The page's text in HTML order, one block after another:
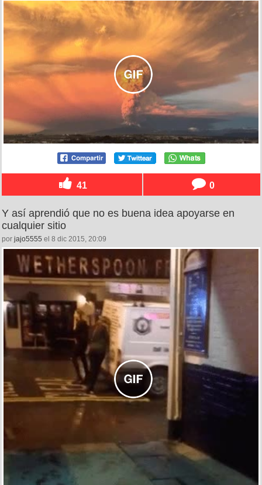
41 0
Y así aprendió que no es buena idea apoyarse en
cualquier sitio
por jajo5555 el 8 dic 2015, 20:09